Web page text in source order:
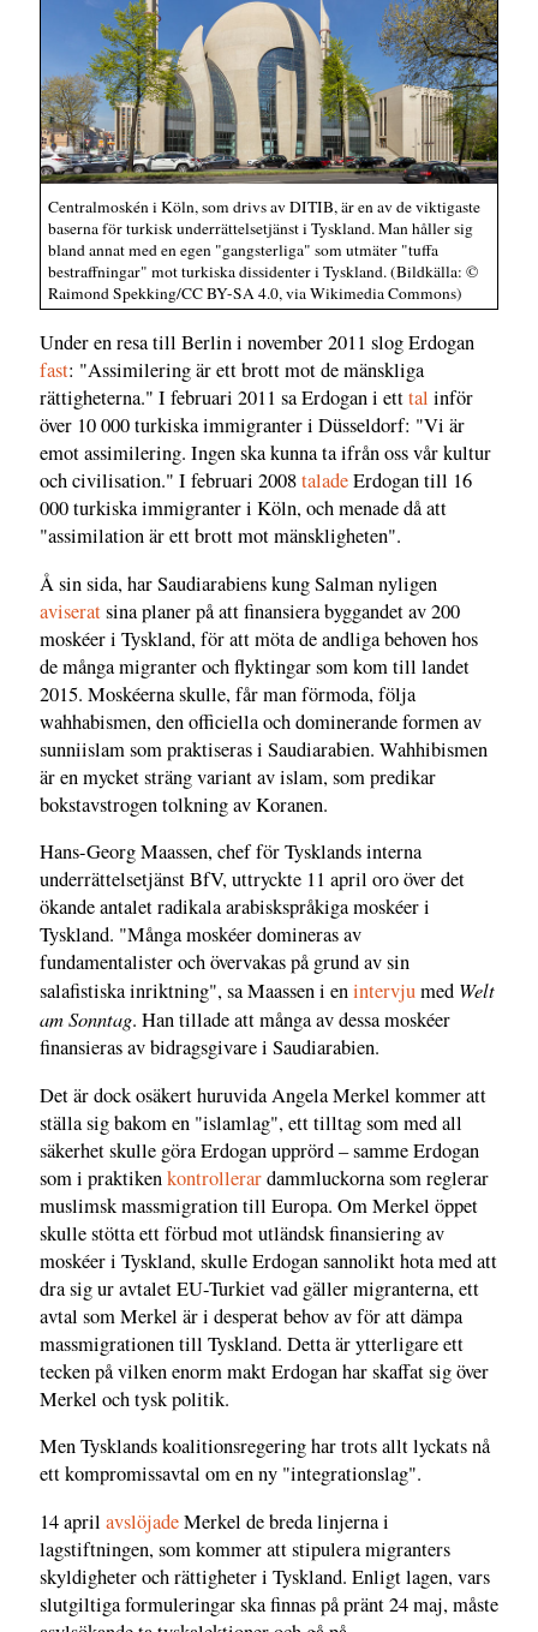
Centralmoskén i Köln, som drivs av DITIB, är en av de viktigaste
baserna för turkisk underrättelsetjänst i Tyskland. Man håller sig
bland annat med en egen "gangsterliga" som utmäter "tuffa
bestraffningar" mot turkiska dissidenter i Tyskland. (Bildkälla: ©
Raimond Spekking/CC BY-SA 4.0, via Wikimedia Commons)
Under en resa till Berlin i november 2011 slog Erdogan
fast: "Assimilering är ett brott mot de mänskliga
rättigheterna." I februari 2011 sa Erdogan i etttal inför
över 10 000 turkiska immigranter i Düsseldorf: "Vi är
emot assimilering. Ingen ska kunna ta ifrån oss vår kultur
och civilisation." I februari 2008taladeErdogan till 16
000 turkiska immigranter i Köln, och menade då att
"assimilation är ett brott mot mänskligheten".
Å sin sida, har Saudiarabiens kung Salman nyligen
aviseratsina planer på att finansiera byggandet av 200
moskéer i Tyskland, för att möta de andliga behoven hos
de många migranter och flyktingar som kom till landet
2015. Moskéerna skulle, får man förmoda, följa
wahhabismen, den officiella och dominerande formen av
sunniislam som praktiseras i Saudiarabien. Wahhibismen
är en mycket sträng variant av islam, som predikar
bokstavstrogen tolkning av Koranen.
Hans-Georg Maassen, chef för Tysklands interna
underrättelsetjänst BfV, uttryckte 11 april oro över det
ökande antalet radikala arabiskspråkiga moskéer i
Tyskland. "Många moskéer domineras av
fundamentalister och övervakas på grund av sin
salafistiska inriktning", sa Maassen i enintervjumed Welt
am Sonntag. Han tillade att många av dessa moskéer
finansieras av bidragsgivare i Saudiarabien.
Det är dock osäkert huruvida Angela Merkel kommer att
ställa sig bakom en "islamlag", ett tilltag som med all
säkerhet skulle göra Erdogan upprörd – samme Erdogan
som i praktikenkontrollerardammluckorna som reglerar
muslimsk massmigration till Europa. Om Merkel öppet
skulle stötta ett förbud mot utländsk finansiering av
moskéer i Tyskland, skulle Erdogan sannolikt hota med att
dra sig ur avtalet EU-Turkiet vad gäller migranterna, ett
avtal som Merkel är i desperat behov av för att dämpa
massmigrationen till Tyskland. Detta är ytterligare ett
tecken på vilken enorm makt Erdogan har skaffat sig över
Merkel och tysk politik.
Men Tysklands koalitionsregering har trots allt lyckats nå
ett kompromissavtal om en ny "integrationslag".
14 april avslöjadeMerkel de breda linjerna i
lagstiftningen, som kommer att stipulera migranters
skyldigheter och rättigheter i Tyskland. Enligt lagen, vars
slutgiltiga formuleringar ska finnas på pränt 24 maj, måste